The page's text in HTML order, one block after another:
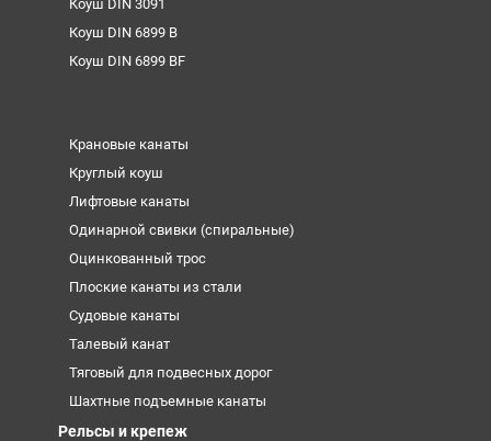
Коуш DIN 3091
Коуш DIN 6899 B
Коуш DIN 6899 BF
Крановые канаты
Круглый коуш
Лифтовые канаты
Одинарной свивки (спиральные)
Оцинкованный трос
Плоские канаты из стали
Судовые канаты
Талевый канат
Тяговый для подвесных дорог
Шахтные подъемные канаты
Рельсы и крепеж